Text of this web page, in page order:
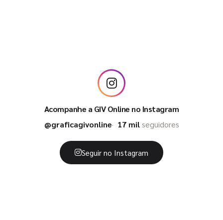
Acompanhe a GIV Online no Instagram
@graficagivonline
17 milseguidores
Seguir no Instagram